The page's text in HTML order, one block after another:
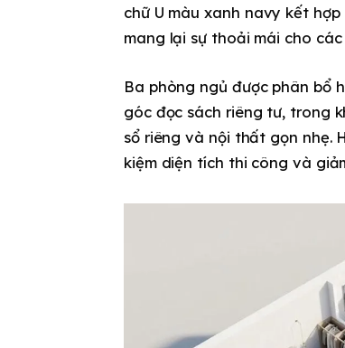
chữ U màu xanh navy kết
mang lại sự thoải mái cho
Ba phòng ngủ được phân bổ
góc đọc sách riêng tư, trong
sổ riêng và nội thất gọn
kiệm diện tích thi công và